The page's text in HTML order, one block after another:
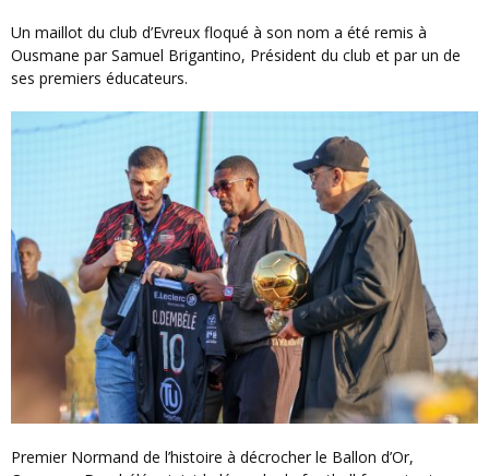
Un maillot du club d’Evreux floqué à son nom a été remis à
Ousmane par Samuel Brigantino, Président du club et par un de
ses premiers éducateurs.
Premier Normand de l’histoire à décrocher le Ballon d’Or,